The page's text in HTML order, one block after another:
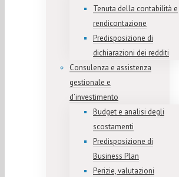
Tenuta della contabilità e
rendicontazione
Predisposizione di
dichiarazioni dei redditi
Consulenza e assistenza
gestionale e
d’investimento
Budget e analisi degli
scostamenti
Predisposizione di
Business Plan
Perizie, valutazioni